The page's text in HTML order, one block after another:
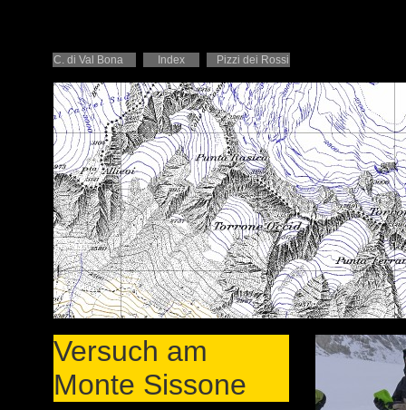
C. di Val Bona Index Pizzi dei Rossi
Versuch am
Monte Sissone